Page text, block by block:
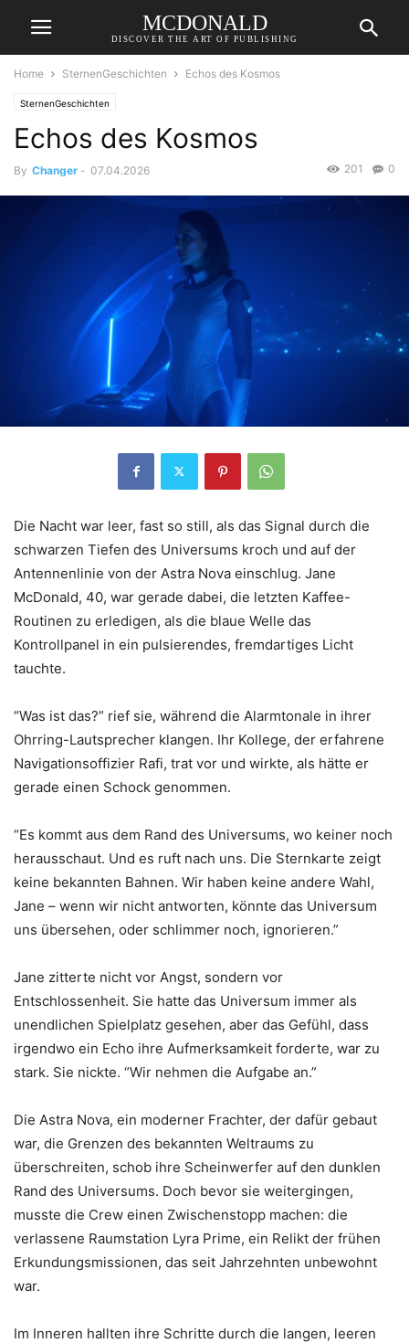
MCDONALD
DISCOVER THE ART OF PUBLISHING
Home SternenGeschichten Echos des Kosmos
SternenGeschichten
Echos des Kosmos
By Changer - 07.04.2026 0
201
Die Nacht war leer, fast so still, als das Signal durch die
schwarzen Tiefen des Universums kroch und auf der
Antennenlinie von der Astra Nova einschlug. Jane
McDonald, 40, war gerade dabei, die letzten Kaffee-
Routinen zu erledigen, als die blaue Welle das
Kontrollpanel in ein pulsierendes, fremdartiges Licht
tauchte.
“Was ist das?” rief sie, während die Alarmtonale in ihrer
Ohrring-Lautsprecher klangen. Ihr Kollege, der erfahrene
Navigationsoffizier Rafi, trat vor und wirkte, als hätte er
gerade einen Schock genommen.
“Es kommt aus dem Rand des Universums, wo keiner noch
herausschaut. Und es ruft nach uns. Die Sternkarte zeigt
keine bekannten Bahnen. Wir haben keine andere Wahl,
Jane – wenn wir nicht antworten, könnte das Universum
uns übersehen, oder schlimmer noch, ignorieren.”
Jane zitterte nicht vor Angst, sondern vor
Entschlossenheit. Sie hatte das Universum immer als
unendlichen Spielplatz gesehen, aber das Gefühl, dass
irgendwo ein Echo ihre Aufmerksamkeit forderte, war zu
stark. Sie nickte. “Wir nehmen die Aufgabe an.”
Die Astra Nova, ein moderner Frachter, der dafür gebaut
war, die Grenzen des bekannten Weltraums zu
überschreiten, schob ihre Scheinwerfer auf den dunklen
Rand des Universums. Doch bevor sie weitergingen,
musste die Crew einen Zwischenstopp machen: die
verlassene Raumstation Lyra Prime, ein Relikt der frühen
Erkundungsmissionen, das seit Jahrzehnten unbewohnt
war.
Im Inneren hallten ihre Schritte durch die langen, leeren